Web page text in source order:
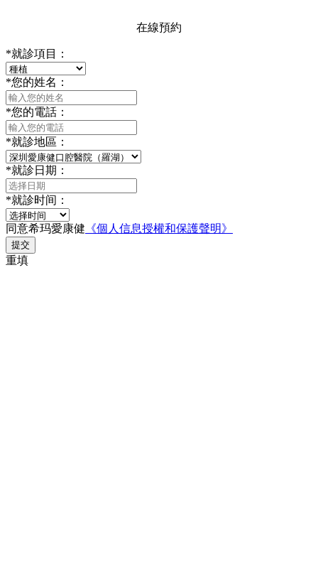
在線預約
*就診項目：
*您的姓名：
*您的電話：
*就診地區：
*就診日期：
*就診时间：
同意希玛愛康健 《個人信息授權和保護聲明》
提交
重填